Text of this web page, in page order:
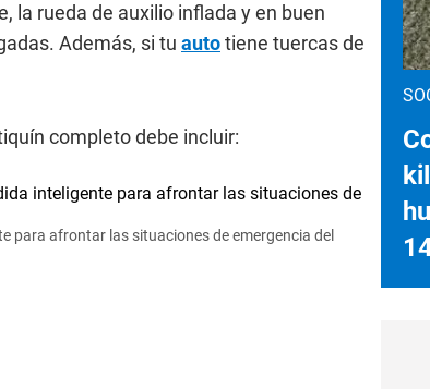
la rueda de auxilio inflada y en buen
Además, si tu autotiene tuercas de
completo debe incluir:
para afrontar las situaciones de emergencia del